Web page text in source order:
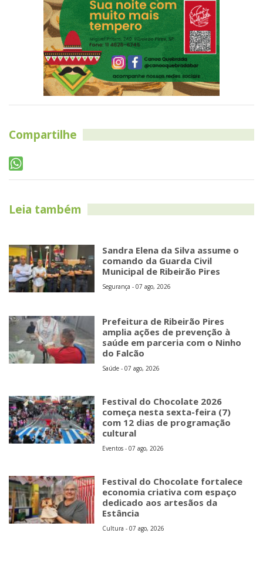
Compartilhe
Leia também
Sandra Elena da Silva assume o
comando da Guarda Civil
Municipal de Ribeirão Pires
Segurança - 07 ago, 2026
Prefeitura de Ribeirão Pires
amplia ações de prevenção à
saúde em parceria com o Ninho
do Falcão
Saúde - 07 ago, 2026
Festival do Chocolate 2026
começa nesta sexta-feira (7)
com 12 dias de programação
cultural
Eventos - 07 ago, 2026
Festival do Chocolate fortalece
economia criativa com espaço
dedicado aos artesãos da
Estância
Cultura - 07 ago, 2026